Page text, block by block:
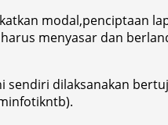
modal,penciptaan
menyasar dan
dilaksanakan